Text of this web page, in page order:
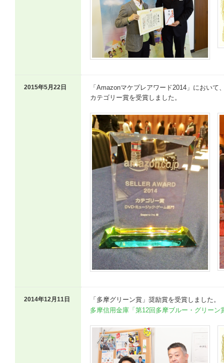
2015年5月22日
「Amazonマケプレアワード2014」におい
カテゴリー賞を受賞しました。
2014年12月11日
「多摩グリーン賞」奨励賞を受賞しました。
多摩信用金庫「第12回多摩ブルー・グリーン